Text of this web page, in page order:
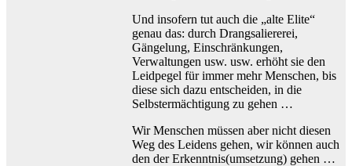
Und insofern tut auch die „alte Elite“
genau das: durch Drangsaliererei,
Gängelung, Einschränkungen,
Verwaltungen usw. usw. erhöht sie den
Leidpegel für immer mehr Menschen, bis
diese sich dazu entscheiden, in die
Selbstermächtigung zu gehen …
Wir Menschen müssen aber nicht diesen
Weg des Leidens gehen, wir können auch
den der Erkenntnis(umsetzung) gehen …